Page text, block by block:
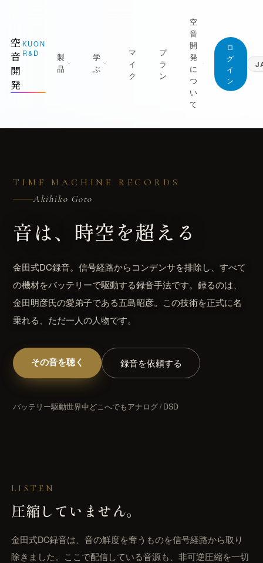
空
音
開
発
KUON
R&D
製
品
日を捉える｜P-86S・KUON DAW・
の一本にする｜MONTAGE・
・ANALYZER・INTONATION
残す
へ届ける｜Vault・DDP PLAYER・
・Collaborate
ての製品
家のための、洗練されたツール群
家のための AI｜楽典・和声・音響学に答え
が貼れるノート｜五線譜・レッスン録音・
ンドマップ
タリング・ベンチ｜編集・修復・解析・書
DAR 3D
・ADM/BW64
学
ぶ
新着と、書き直した記事を新しい順に
録音技術
部屋と音響
録音機材
マイク・レコーダー・インターフェース
仕上げ
編集・マスタリング・DAW・自動化
楽典と音楽
楽典・和声・楽器・演奏・音楽史
音響工学
マインドマップ
アナログ
マ
イ
ク
プ
ラ
ン
空
音
開
発
に
つ
い
て
世界初の技術
ブラウザだけで完結することを、世界で初め
ブラウザで完結する設計と、データの扱い
バグ報告・改善案 (ログイン不要)
お問い合わせ
ご質問・ご相談はこちらから
ロ
グ
イ
ン
日本語
TIME MACHINE RECORDS
Akihiko Goto
音は、 時空を超える
金田式DC録音。信号経路からコンデンサを排除し、すべて
の機材をバッテリーで駆動する録音手法です。録るのは、
金田明彦氏の愛弟子である五島昭彦。この技術を正式に名
乗れる、ただ一人の人物です。
その音を聴く 録音を依頼する
バッテリー駆動世界中どこへでもアナログ / DSD
LISTEN
圧縮していません。
金田式DC録音は、音の鮮度を奪うものを信号経路から取り
除きました。ここで配信している音源も、非可逆圧縮を一切